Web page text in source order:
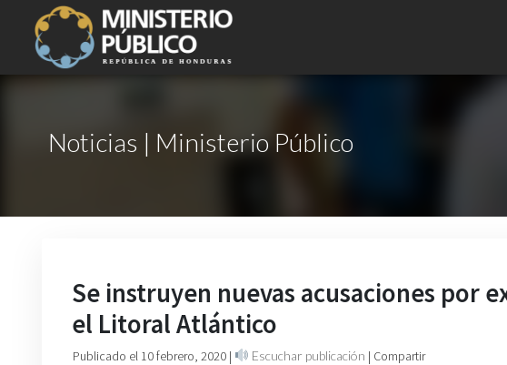
Noticias | Ministerio Público
Se instruyen nuevas acusaciones por
el Litoral Atlántico
Publicado el 10 febrero, 2020 | Escuchar publicación | Compartir